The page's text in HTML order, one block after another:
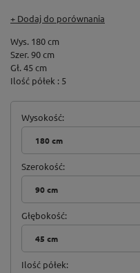
+ Dodaj do porównania
Wys. 180 cm
Szer. 90 cm
Gł. 45 cm
Ilość półek : 5
Wysokość
180 cm
Szerokość
90 cm
Głębokość
45 cm
Ilość półek